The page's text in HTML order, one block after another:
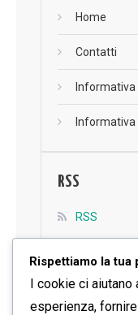
Home
Contatti
Informativa
Informativa
RSS
RSS
SEGUICI SU
Rispettiamo la tua
I cookie ci aiutano
esperienza,